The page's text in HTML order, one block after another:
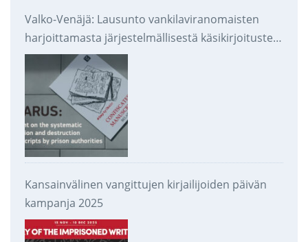
Valko-Venäjä: Lausunto vankilaviranomaisten
harjoittamasta järjestelmällisestä käsikirjoitusten
takavarikoinnista ja tuhoamisesta
Kansainvälinen vangittujen kirjailijoiden päivän
kampanja 2025